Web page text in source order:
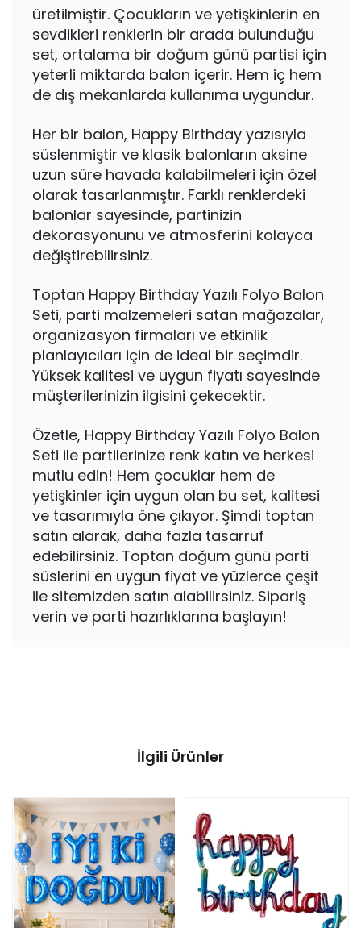
üretilmiştir. Çocukların ve yetişkinlerin en
sevdikleri renklerin bir arada bulunduğu
set, ortalama bir doğum günü partisi için
yeterli miktarda balon içerir. Hem iç hem
de dış mekanlarda kullanıma uygundur.
Her bir balon, Happy Birthday yazısıyla
süslenmiştir ve klasik balonların aksine
uzun süre havada kalabilmeleri için özel
olarak tasarlanmıştır. Farklı renklerdeki
balonlar sayesinde, partinizin
dekorasyonunu ve atmosferini kolayca
değiştirebilirsiniz.
Toptan Happy Birthday Yazılı Folyo Balon
Seti, parti malzemeleri satan mağazalar,
organizasyon firmaları ve etkinlik
planlayıcıları için de ideal bir seçimdir.
Yüksek kalitesi ve uygun fiyatı sayesinde
müşterilerinizin ilgisini çekecektir.
Özetle, Happy Birthday Yazılı Folyo Balon
Seti ile partilerinize renk katın ve herkesi
mutlu edin! Hem çocuklar hem de
yetişkinler için uygun olan bu set, kalitesi
ve tasarımıyla öne çıkıyor. Şimdi toptan
satın alarak, daha fazla tasarruf
edebilirsiniz. Toptan doğum günü parti
süslerini en uygun fiyat ve yüzlerce çeşit
ile sitemizden satın alabilirsiniz. Sipariş
verin ve parti hazırlıklarına başlayın!
İlgili Ürünler